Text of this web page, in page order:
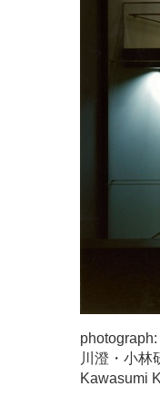
photograph:
川澄・小林